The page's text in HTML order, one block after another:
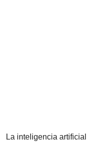
La inteligencia